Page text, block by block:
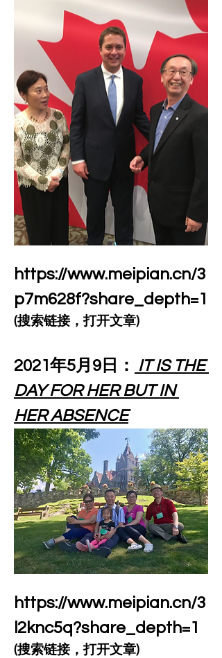
https://www.meipian.cn/3
p7m628f?share_depth=1
(搜索链接，打开文章)
2021年5月9日：
IT IS THE
DAY FOR HER BUT IN
HER ABSENCE
https://www.meipian.cn/3
l2knc5q?share_depth=1
(搜索链接，打开文章)